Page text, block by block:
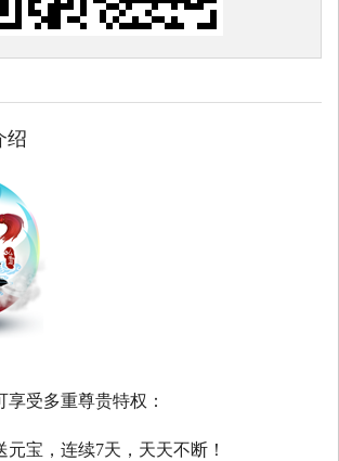
绍
受多重尊贵特权：
宝，连续7天，天天不断！